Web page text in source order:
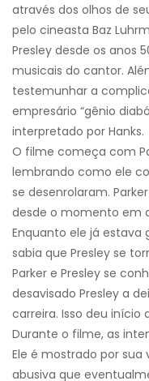
através dos olhos de
pelo cineasta Baz
Presley desde os anos
musicais do cantor.
testemunhar a
empresário “gênio
interpretado por Hanks.
O filme começa com
lembrando como ele
se desenrolaram.
desde o momento em
Enquanto ele já estava
sabia que Presley se
Parker e Presley se
desavisado Presley a
carreira. Isso deu
Durante o filme, as
Ele é mostrado por
abusiva que